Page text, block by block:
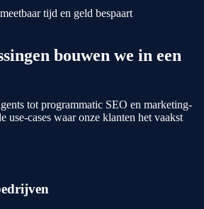
tijd en geld bespaart
bouwen we in een
tot programmatic SEO en marketing-
use-cases waar onze klanten het vaakst